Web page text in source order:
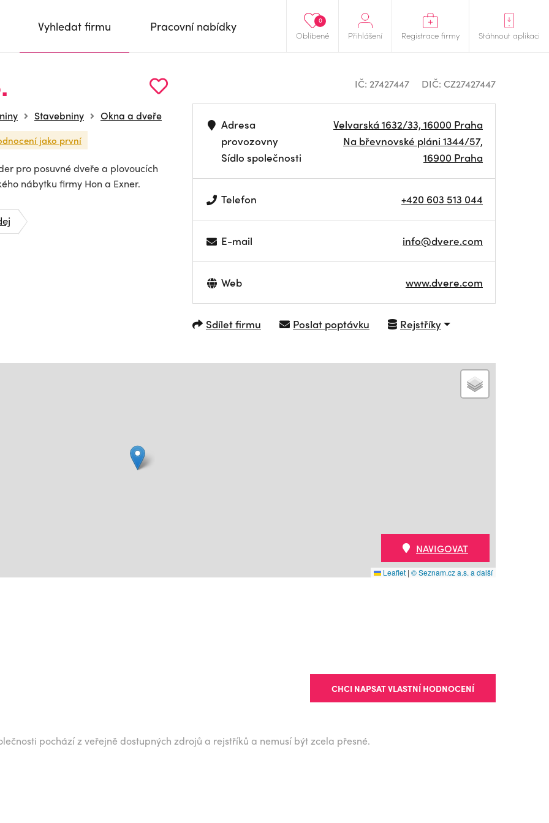
Oblíbené
0
Přihlášení Registrace firmy Stáhnout aplikaci
Vyhledat firmu Pracovní nabídky
Stavebniny Okna a dveře
jako první
pro posuvné dveře a plovoucích
nábytku firmy Hon a Exner.
IČ: 27427447 DIČ: CZ27427447
Adresa
provozovny
Sídlo společnosti
Velvarská 1632/33, 16000 Praha
Na břevnovské pláni 1344/57,
16900 Praha
Telefon +420 603 513 044
E-mail info@dvere.com
Web www.dvere.com
Sdílet firmu Poslat poptávku Rejstříky
Leaflet | © Seznam.cz a.s. a další
NAVIGOVAT
CHCI NAPSAT VLASTNÍ HODNOCENÍ
pochází z veřejně dostupných zdrojů a rejstříků a nemusí být zcela přesné.